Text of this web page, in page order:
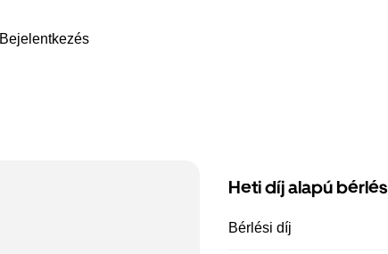
Bejelentkezés
Heti díj alapú bérlés
Bérlési díj